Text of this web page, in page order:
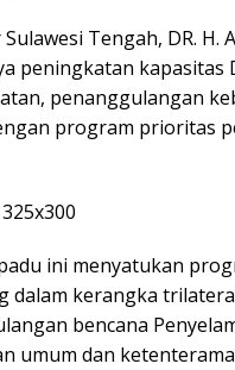
Tengah, DR. H.
peningkatan kapasitas
penanggulangan
program prioritas
ini menyatukan
dalam kerangka
bencana
umum dan